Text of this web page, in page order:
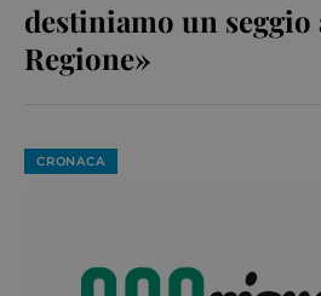
destiniamo un seggio
Regione»
CRONACA